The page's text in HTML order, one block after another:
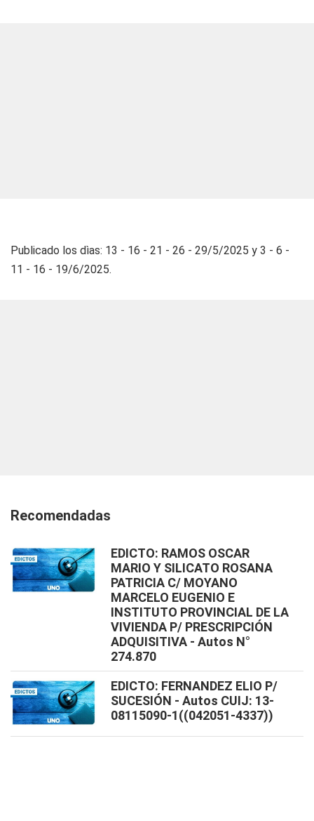
Publicado los dìas: 13 - 16 - 21 - 26 - 29/5/2025 y 3 - 6 -
11 - 16 - 19/6/2025.
Recomendadas
EDICTO: RAMOS OSCAR
MARIO Y SILICATO ROSANA
PATRICIA C/ MOYANO
MARCELO EUGENIO E
INSTITUTO PROVINCIAL DE LA
VIVIENDA P/ PRESCRIPCIÓN
ADQUISITIVA - Autos N°
274.870
EDICTO: FERNANDEZ ELIO P/
SUCESIÓN - Autos CUIJ: 13-
08115090-1((042051-4337))